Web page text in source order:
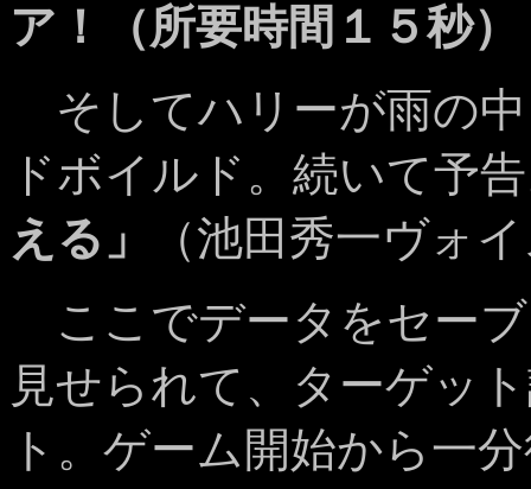
ア！（所要時間１５秒）
そしてハリーが雨の
ドボイルド。続いて予
える」
（池田秀一ヴォ
ここでデータをセー
見せられて、ターゲッ
ト。ゲーム開始から一